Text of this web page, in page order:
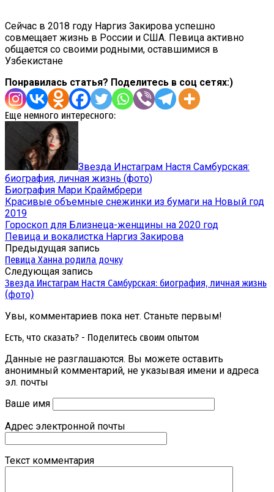
Сейчас в 2018 году Наргиз Закирова успешно
совмещает жизнь в России и США. Певица активно
общается со своими родными, оставшимися в
Узбекистане
Понравилась статья? Поделитесь в соц сетях:)
Еще немного интересного:
Звезда Инстаграм Настя Самбурская:
биография, личная жизнь (фото)
Биография Мари Краймбрери
Красивые объемные снежинки из бумаги на Новый год
2019
Гороскоп для Близнеца-женщины на 2020 год
Певица и вокалистка Наргиз Закирова
Предыдущая запись
Певица Ханна родила дочку
Следующая запись
Звезда Инстаграм Настя Самбурская: биография, личная жизнь
(фото)
Увы, комментариев пока нет. Станьте первым!
Есть, что сказать? - Поделитесь своим опытом
Данные не разглашаются. Вы можете оставить
анонимный комментарий, не указывая имени и адреса
эл. почты
Ваше имя
Адрес электронной почты
Текст комментария